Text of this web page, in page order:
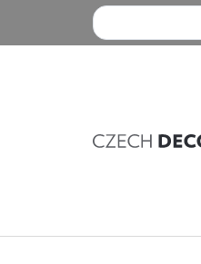
Search ...